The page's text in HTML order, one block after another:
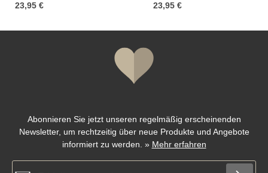
23,95 € 23,95 €
Abonnieren Sie jetzt unseren regelmäßig erscheinenden
Newsletter, um rechtzeitig über neue Produkte und Angebote
informiert zu werden. » Mehr erfahren